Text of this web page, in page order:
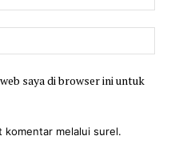
saya di browser ini untuk
komentar melalui surel.